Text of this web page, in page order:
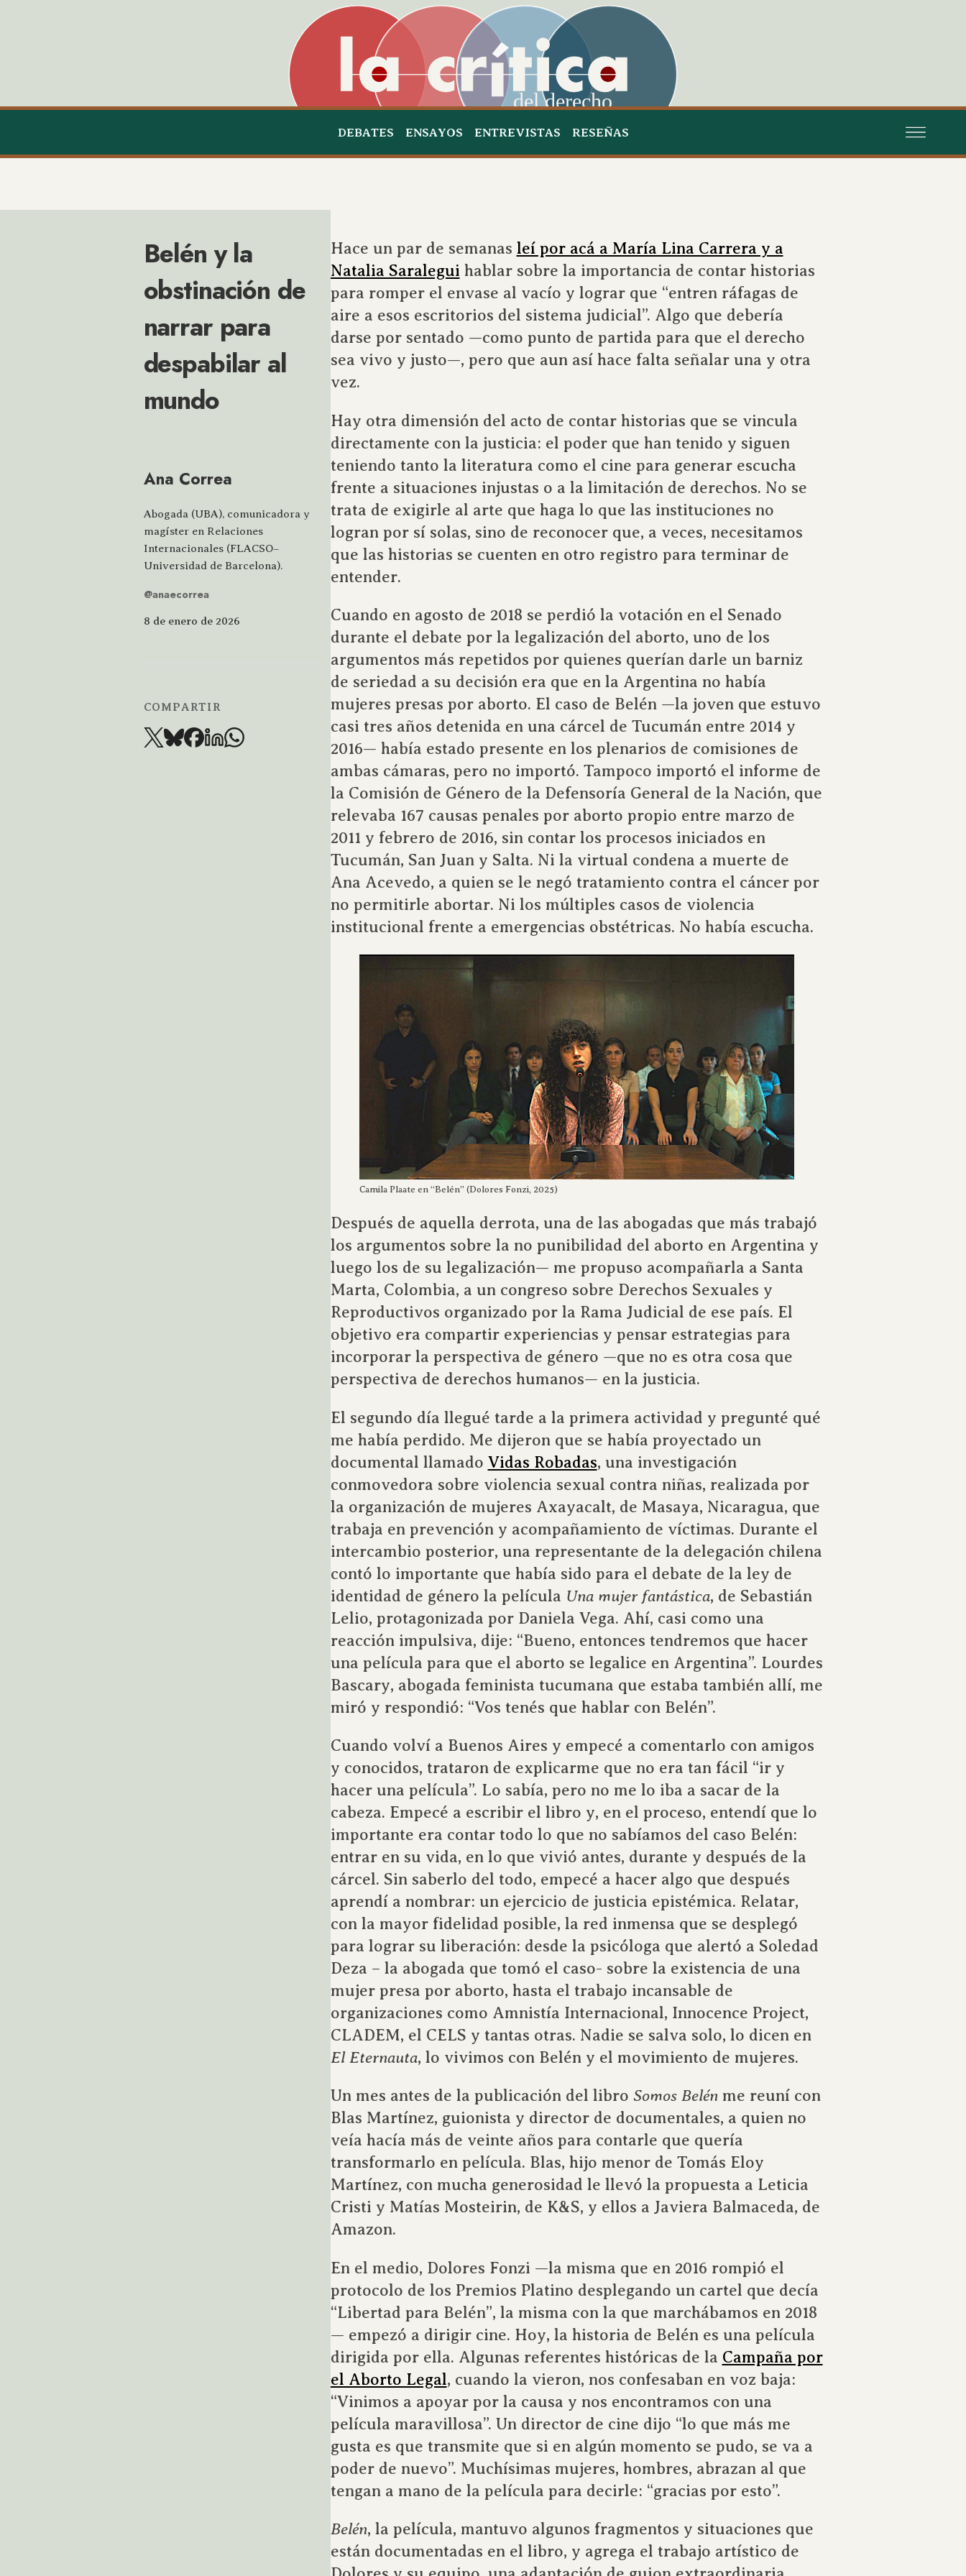
del derecho
DEBATES ENSAYOS ENTREVISTAS RESEÑAS
Belén y la
obstinación de
narrar para
despabilar al
mundo
Ana Correa
Abogada (UBA), comunicadora y
magíster en Relaciones
Internacionales (FLACSO–
Universidad de Barcelona).
@anaecorrea
8 de enero de 2026
COMPARTIR
Hace un par de semanas leí por acá a María Lina Carrera y a
Natalia Saralegui hablar sobre la importancia de contar historias
para romper el envase al vacío y lograr que “entren ráfagas de
aire a esos escritorios del sistema judicial”. Algo que debería
darse por sentado —como punto de partida para que el derecho
sea vivo y justo—, pero que aun así hace falta señalar una y otra
vez.
Hay otra dimensión del acto de contar historias que se vincula
directamente con la justicia: el poder que han tenido y siguen
teniendo tanto la literatura como el cine para generar escucha
frente a situaciones injustas o a la limitación de derechos. No se
trata de exigirle al arte que haga lo que las instituciones no
logran por sí solas, sino de reconocer que, a veces, necesitamos
que las historias se cuenten en otro registro para terminar de
entender.
Cuando en agosto de 2018 se perdió la votación en el Senado
durante el debate por la legalización del aborto, uno de los
argumentos más repetidos por quienes querían darle un barniz
de seriedad a su decisión era que en la Argentina no había
mujeres presas por aborto. El caso de Belén —la joven que estuvo
casi tres años detenida en una cárcel de Tucumán entre 2014 y
2016— había estado presente en los plenarios de comisiones de
ambas cámaras, pero no importó. Tampoco importó el informe de
la Comisión de Género de la Defensoría General de la Nación, que
relevaba 167 causas penales por aborto propio entre marzo de
2011 y febrero de 2016, sin contar los procesos iniciados en
Tucumán, San Juan y Salta. Ni la virtual condena a muerte de
Ana Acevedo, a quien se le negó tratamiento contra el cáncer por
no permitirle abortar. Ni los múltiples casos de violencia
institucional frente a emergencias obstétricas. No había escucha.
Camila Plaate en “Belén” (Dolores Fonzi, 2025)
Después de aquella derrota, una de las abogadas que más trabajó
los argumentos sobre la no punibilidad del aborto en Argentina y
luego los de su legalización— me propuso acompañarla a Santa
Marta, Colombia, a un congreso sobre Derechos Sexuales y
Reproductivos organizado por la Rama Judicial de ese país. El
objetivo era compartir experiencias y pensar estrategias para
incorporar la perspectiva de género —que no es otra cosa que
perspectiva de derechos humanos— en la justicia.
El segundo día llegué tarde a la primera actividad y pregunté qué
me había perdido. Me dijeron que se había proyectado un
documental llamado Vidas Robadas, una investigación
conmovedora sobre violencia sexual contra niñas, realizada por
la organización de mujeres Axayacalt, de Masaya, Nicaragua, que
trabaja en prevención y acompañamiento de víctimas. Durante el
intercambio posterior, una representante de la delegación chilena
contó lo importante que había sido para el debate de la ley de
identidad de género la película Una mujer fantástica, de Sebastián
Lelio, protagonizada por Daniela Vega. Ahí, casi como una
reacción impulsiva, dije: “Bueno, entonces tendremos que hacer
una película para que el aborto se legalice en Argentina”. Lourdes
Bascary, abogada feminista tucumana que estaba también allí, me
miró y respondió: “Vos tenés que hablar con Belén”.
Cuando volví a Buenos Aires y empecé a comentarlo con amigos
y conocidos, trataron de explicarme que no era tan fácil “ir y
hacer una película”. Lo sabía, pero no me lo iba a sacar de la
cabeza. Empecé a escribir el libro y, en el proceso, entendí que lo
importante era contar todo lo que no sabíamos del caso Belén:
entrar en su vida, en lo que vivió antes, durante y después de la
cárcel. Sin saberlo del todo, empecé a hacer algo que después
aprendí a nombrar: un ejercicio de justicia epistémica. Relatar,
con la mayor fidelidad posible, la red inmensa que se desplegó
para lograr su liberación: desde la psicóloga que alertó a Soledad
Deza – la abogada que tomó el caso- sobre la existencia de una
mujer presa por aborto, hasta el trabajo incansable de
organizaciones como Amnistía Internacional, Innocence Project,
CLADEM, el CELS y tantas otras. Nadie se salva solo, lo dicen en
El Eternauta, lo vivimos con Belén y el movimiento de mujeres.
Un mes antes de la publicación del libro Somos Belén me reuní con
Blas Martínez, guionista y director de documentales, a quien no
veía hacía más de veinte años para contarle que quería
transformarlo en película. Blas, hijo menor de Tomás Eloy
Martínez, con mucha generosidad le llevó la propuesta a Leticia
Cristi y Matías Mosteirin, de K&S, y ellos a Javiera Balmaceda, de
Amazon.
En el medio, Dolores Fonzi —la misma que en 2016 rompió el
protocolo de los Premios Platino desplegando un cartel que decía
“Libertad para Belén”, la misma con la que marchábamos en 2018
— empezó a dirigir cine. Hoy, la historia de Belén es una película
dirigida por ella. Algunas referentes históricas de la Campaña por
el Aborto Legal, cuando la vieron, nos confesaban en voz baja:
“Vinimos a apoyar por la causa y nos encontramos con una
película maravillosa”. Un director de cine dijo “lo que más me
gusta es que transmite que si en algún momento se pudo, se va a
poder de nuevo”. Muchísimas mujeres, hombres, abrazan al que
tengan a mano de la película para decirle: “gracias por esto”.
Belén, la película, mantuvo algunos fragmentos y situaciones que
están documentadas en el libro, y agrega el trabajo artístico de